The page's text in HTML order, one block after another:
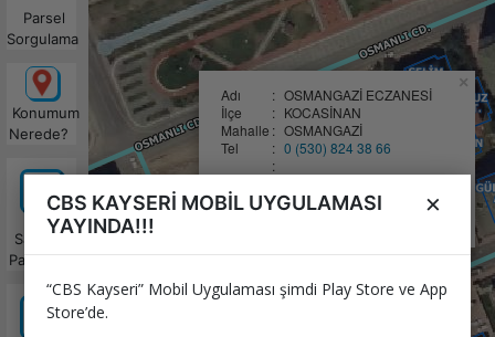
Parsel
Sorgulama
Konumum
Nerede?
Satılacak
Parseller
Adı : OSMANGAZİ ECZANESİ
İlçe
: KOCASİNAN
Mahalle : OSMANGAZİ
Tel
: 0 (530) 824 38 66
:
:
×
×
CBS KAYSERİ MOBİL UYGULAMASI
YAYINDA!!!
“CBS Kayseri” Mobil Uygulaması şimdi Play Store ve App
Store’de.